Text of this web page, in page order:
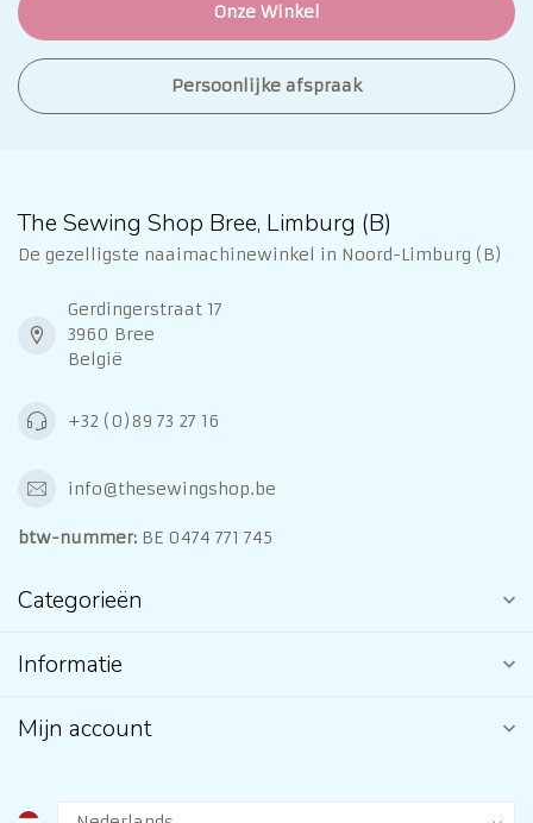
Onze Winkel
Persoonlijke afspraak
The Sewing Shop Bree, Limburg (B)
De gezelligste naaimachinewinkel in Noord-Limburg (B)
Gerdingerstraat 17
3960 Bree
België
+32 (0)89 73 27 16
info@thesewingshop.be
btw-nummer: BE 0474 771 745
Categorieën
Informatie
Mijn account